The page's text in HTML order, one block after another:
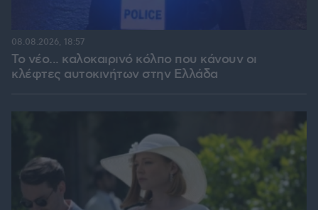
Το νέο... καλοκαιρινό κόλπο που κάνουν οι
κλέφτες αυτοκινήτων στην Ελλάδα
08.08.2026, 18:57